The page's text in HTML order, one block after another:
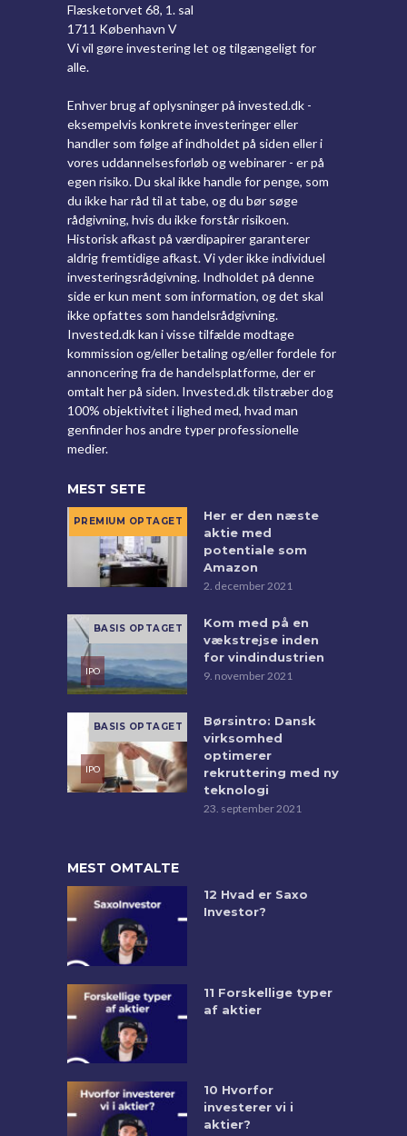
Flæsketorvet 68, 1. sal
1711 København V
Vi vil gøre investering let og tilgængeligt for
alle.
Enhver brug af oplysninger på invested.dk -
eksempelvis konkrete investeringer eller
handler som følge af indholdet på siden eller i
vores uddannelsesforløb og webinarer - er på
egen risiko. Du skal ikke handle for penge, som
du ikke har råd til at tabe, og du bør søge
rådgivning, hvis du ikke forstår risikoen.
Historisk afkast på værdipapirer garanterer
aldrig fremtidige afkast. Vi yder ikke individuel
investeringsrådgivning. Indholdet på denne
side er kun ment som information, og det skal
ikke opfattes som handelsrådgivning.
Invested.dk kan i visse tilfælde modtage
kommission og/eller betaling og/eller fordele for
annoncering fra de handelsplatforme, der er
omtalt her på siden. Invested.dk tilstræber dog
100% objektivitet i lighed med, hvad man
genfinder hos andre typer professionelle
medier.
MEST SETE
Her er den næste
aktie med
potentiale som
Amazon
2. december 2021
Kom med på en
vækstrejse inden
for vindindustrien
9. november 2021
Børsintro: Dansk
virksomhed
optimerer
rekruttering med ny
teknologi
23. september 2021
MEST OMTALTE
12 Hvad er Saxo
Investor?
11 Forskellige typer
af aktier
10 Hvorfor
investerer vi i
aktier?